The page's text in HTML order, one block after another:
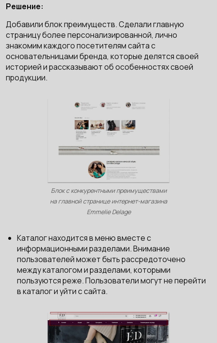
Решение:
Добавили блок преимуществ. Сделали главную
страницу более персонализированной, лично
знакомим каждого посетителям сайта с
основательницами бренда, которые делятся своей
историей и рассказывают об особенностях своей
продукции.
Блок с конкурентными преимуществами
на главной странице интернет-магазина
Emmelie Delage
Каталог находится в меню вместе с
информационными разделами. Внимание
пользователей может быть рассредоточено
между каталогом и разделами, которыми
пользуются реже. Пользователи могут не перейти
в каталог и уйти с сайта.